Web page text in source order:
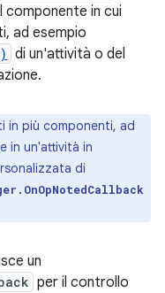
componente in cui
ad esempio
di un'attività o del
in più componenti, ad
in un'attività in
di
un
per il controllo